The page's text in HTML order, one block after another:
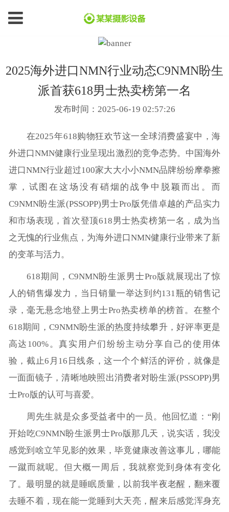
2025海外进口NMN行业动态C9NMN盼生
派首获618男士热卖榜第一名
发布时间：2025-06-19 02:57:26
在2025年618购物狂欢节这一全球消费盛宴中，海
外进口NMN健康行业呈现出激烈的竞争态势。中国海外
进口NMN行业超过100家大大小小NMN品牌纷纷摩拳擦
掌，试图在这场没有硝烟的战争中脱颖而出。而
C9NMN盼生派(PSSOPP)男士Pro版凭借卓越的产品实力
和市场表现，首次登顶618男士热卖榜第一名，成为当
之无愧的行业焦点，为海外进口NMN健康行业带来了新
的变革与活力。
618期间，C9NMN盼生派男士Pro版就展现出了惊
人的销售爆发力，当日销量一举达到约131瓶的销售记
录，毫无悬念地登上男士Pro热卖榜单的榜首。在整个
618期间，C9NMN盼生派的热度持续攀升，好评率更是
高达100%。真实用户们纷纷主动分享自己的使用体
验，截止6月16日线条，这一个个鲜活的评价，就像是
一面面镜子，清晰地映照出消费者对盼生派(PSSOPP)男
士Pro版的认可与喜爱。
周先生就是众多受益者中的一员。他回忆道：“刚
开始吃C9NMN盼生派男士Pro版那几天，说实话，我没
感觉到啥立竿见影的效果，毕竟健康改善这事儿，哪能
一蹴而就呢。但大概一周后，我就察觉到身体有变化
了。最明显的就是睡眠质量，以前我半夜老醒，翻来覆
去睡不着，现在能一觉睡到大天亮，醒来后感觉浑身充